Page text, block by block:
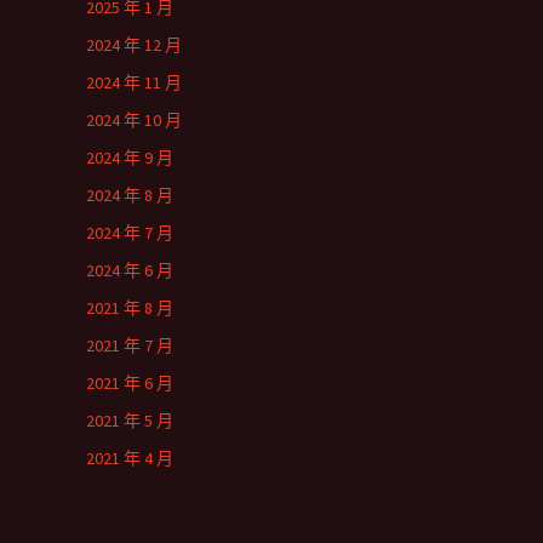
2025 年 1 月
2024 年 12 月
2024 年 11 月
2024 年 10 月
2024 年 9 月
2024 年 8 月
2024 年 7 月
2024 年 6 月
2021 年 8 月
2021 年 7 月
2021 年 6 月
2021 年 5 月
2021 年 4 月